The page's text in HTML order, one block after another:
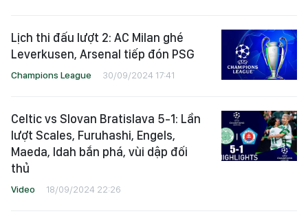
Lịch thi đấu lượt 2: AC Milan ghé
Leverkusen, Arsenal tiếp đón PSG
Champions League 30/09/2024 17:41
Celtic vs Slovan Bratislava 5-1: Lần
lượt Scales, Furuhashi, Engels,
Maeda, Idah bắn phá, vùi dập đối
thủ
Video 18/09/2024 22:26